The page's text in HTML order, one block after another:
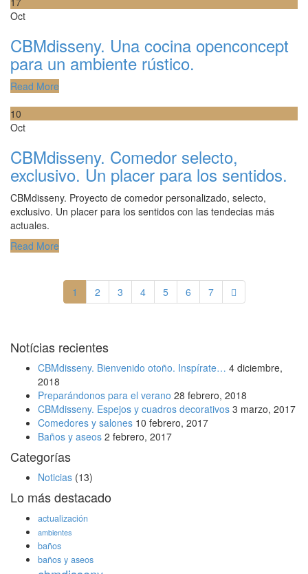
Oct
CBMdisseny. Una cocina openconcept
para un ambiente rústico.
Read More
10
Oct
CBMdisseny. Comedor selecto,
exclusivo. Un placer para los sentidos.
CBMdisseny. Proyecto de comedor personalizado, selecto,
exclusivo. Un placer para los sentidos con las tendecias más
actuales.
Read More
1 2 3 4 5 6 7
Notícias recientes
CBMdisseny. Bienvenido otoño. Inspírate… 4 diciembre,
2018
Preparándonos para el verano 28 febrero, 2018
CBMdisseny. Espejos y cuadros decorativos 3 marzo, 2017
Comedores y salones 10 febrero, 2017
Baños y aseos 2 febrero, 2017
Categorías
Noticias (13)
Lo más destacado
actualización
ambientes
baños
baños y aseos